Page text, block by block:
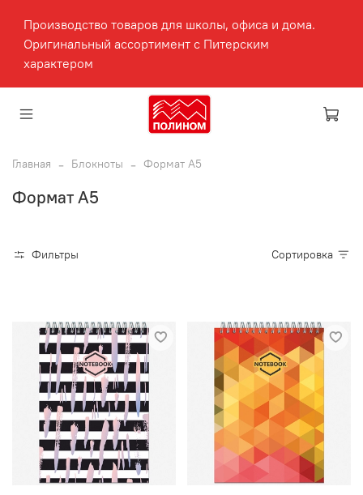
Производство товаров для школы, офиса и дома.
Оригинальный ассортимент с Питерским
характером
Главная Блокноты Формат А5
Формат А5
Фильтры Сортировка